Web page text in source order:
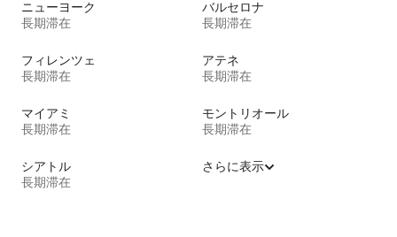
ニューヨーク
長期滞在
バルセロナ
長期滞在
フィレンツェ
長期滞在
アテネ
長期滞在
マイアミ
長期滞在
モントリオール
長期滞在
シアトル
長期滞在
さらに表示